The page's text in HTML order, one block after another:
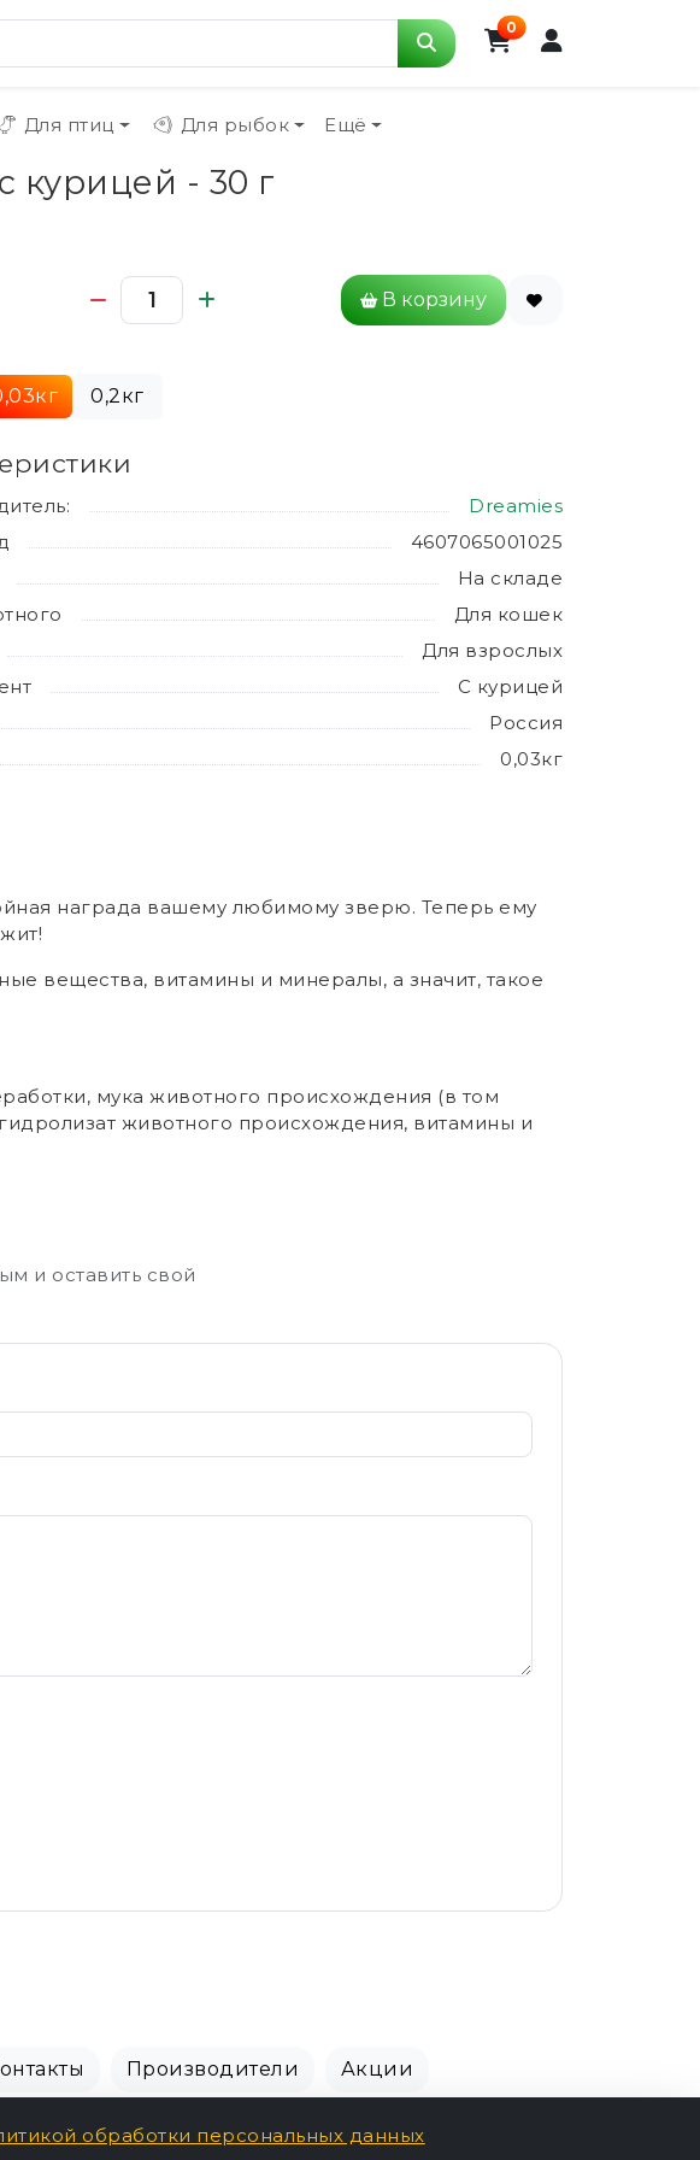
0
Для птиц Для рыбок Ещё
курицей - 30 г
В корзину
0,2кг
Dreamies
4607065001025
На складе
Для кошек
Для взрослых
С курицей
Россия
0,03кг
награда вашему любимому зверю. Теперь ему
вещества, витамины и минералы, а значит, такое
мука животного происхождения (в том
животного происхождения, витамины и
и оставить свой
Производители Акции
обработки персональных данных